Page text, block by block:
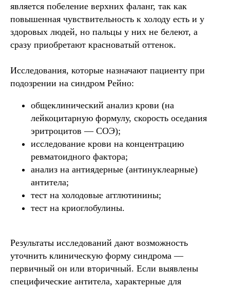
является побеление верхних фаланг, так как
повышенная чувствительность к холоду есть и у
здоровых людей, но пальцы у них не белеют, а
сразу приобретают красноватый оттенок.
Исследования, которые назначают пациенту при
подозрении на синдром Рейно:
общеклинический анализ крови (на
лейкоцитарную формулу, скорость оседания
эритроцитов — СОЭ);
исследование крови на концентрацию
ревматоидного фактора;
анализ на антиядерные (антинуклеарные)
антитела;
тест на холодовые агглютинины;
тест на криоглобулины.
Результаты исследований дают возможность
уточнить клиническую форму синдрома —
первичный он или вторичный. Если выявлены
специфические антитела, характерные для